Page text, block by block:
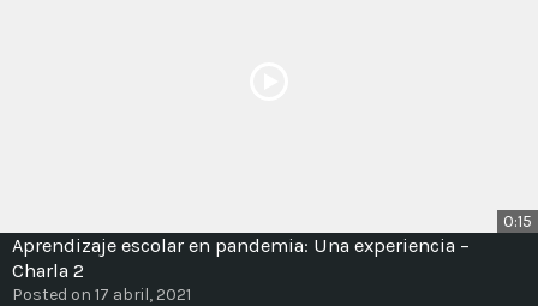
0:15
Aprendizaje escolar en pandemia: Una experiencia –
Charla 2
Posted on 17 abril, 2021